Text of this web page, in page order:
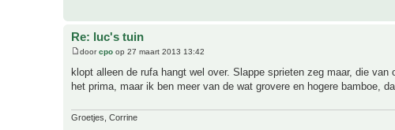
Re: luc's tuin
doorcpo op 27 maart 2013 13:42
klopt alleen de rufa hangt wel over. Slappe sprieten zeg maar, die
het prima, maar ik ben meer van de wat grovere en hogere bamboe,
Groetjes, Corrine